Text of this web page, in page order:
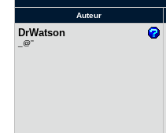
Auteur
DrWatson
_@''